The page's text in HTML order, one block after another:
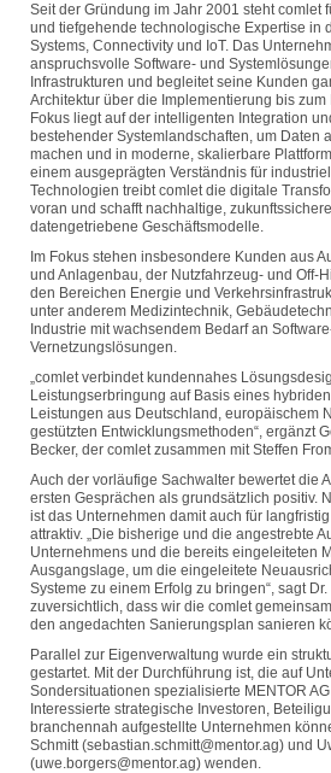
Seit der Gründung im Jahr 2001 steht comlet
und tiefgehende technologische Expertise in
Systems, Connectivity und IoT. Das
anspruchsvolle Software- und
Infrastrukturen und begleitet seine Kunden
Architektur über die Implementierung bis
Fokus liegt auf der intelligenten Integration
bestehender Systemlandschaften, um Daten
machen und in moderne, skalierbare
einem ausgeprägten Verständnis für
Technologien treibt comlet die digitale
voran und schafft nachhaltige,
datengetriebene Geschäftsmodelle.
Im Fokus stehen insbesondere Kunden aus
und Anlagenbau, der Nutzfahrzeug- und Off-
den Bereichen Energie und
unter anderem Medizintechnik,
Industrie mit wachsendem Bedarf an
Vernetzungslösungen.
„comlet verbindet kundennahes
Leistungserbringung auf Basis eines
Leistungen aus Deutschland, europäischem
gestützten Entwicklungsmethoden“, ergänzt
Becker, der comlet zusammen mit Steffen
Auch der vorläufige Sachwalter bewertet die
ersten Gesprächen als grundsätzlich positiv.
ist das Unternehmen damit auch für
attraktiv. „Die bisherige und die angestrebte
Unternehmens und die bereits eingeleiteten
Ausgangslage, um die eingeleitete
Systeme zu einem Erfolg zu bringen“, sagt Dr.
zuversichtlich, dass wir die comlet
den angedachten Sanierungsplan sanieren
Parallel zur Eigenverwaltung wurde ein
gestartet. Mit der Durchführung ist, die auf
Sondersituationen spezialisierte MENTOR
Interessierte strategische Investoren,
branchennah aufgestellte Unternehmen
Schmitt (sebastian.schmitt@mentor.ag) und
(uwe.borgers@mentor.ag) wenden.